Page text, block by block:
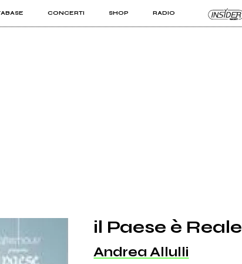
CONCERTI SHOP RADIO
PRO
il Paese è Reale
Andrea Allulli